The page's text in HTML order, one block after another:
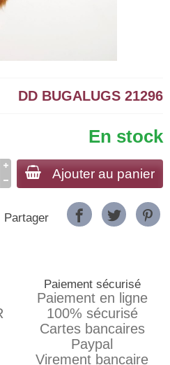
DD BUGALUGS 21296
En stock
Ajouter au panier
Partager
Paiement sécurisé
Paiement en ligne
100% sécurisé
Cartes bancaires
Paypal
Virement bancaire